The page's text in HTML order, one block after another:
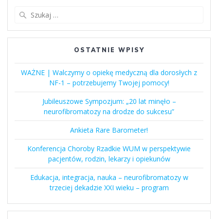
OSTATNIE WPISY
WAŻNE | Walczymy o opiekę medyczną dla dorosłych z
NF-1 – potrzebujemy Twojej pomocy!
Jubileuszowe Sympozjum: „20 lat minęło –
neurofibromatozy na drodze do sukcesu”
Ankieta Rare Barometer!
Konferencja Choroby Rzadkie WUM w perspektywie
pacjentów, rodzin, lekarzy i opiekunów
Edukacja, integracja, nauka – neurofibromatozy w
trzeciej dekadzie XXI wieku – program